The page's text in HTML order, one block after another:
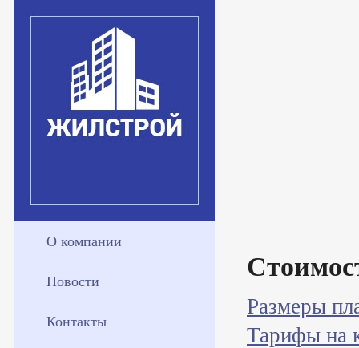
О компании
Новости
Контакты
Размеры
Тарифы на